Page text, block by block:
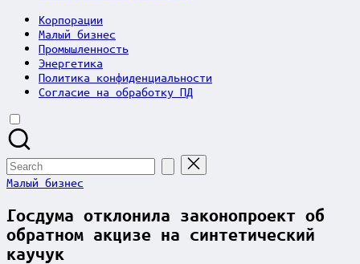
Корпорации
Малый бизнес
Промышленность
Энергетика
Политика конфиденциальности
Согласие на обработку ПД
Search
for:
Posted
Малый бизнес
Госдума отклонила законопроект об
обратном акцизе на синтетический
каучук